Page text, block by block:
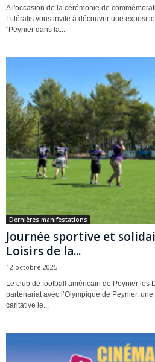
A l'occasion de la cérémonie de
Littéralis vous invite à découvrir une
"Peynier dans la...
Dernières manifestations
Journée sportive et
Loisirs de la...
12 octobre 2025
Le club de football américain de Peynier les
partenariat avec l’Olympique de Peynier,
caritative le...